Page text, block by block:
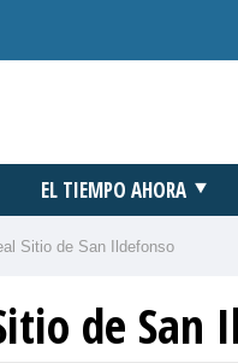
EL TIEMPO AHORA
Sitio de San Ildefonso
de San